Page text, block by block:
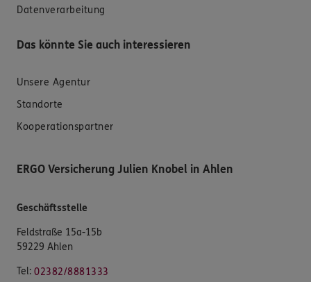
Datenverarbeitung
Das könnte Sie auch interessieren
Unsere Agentur
Standorte
Kooperationspartner
ERGO Versicherung Julien Knobel in Ahlen
Geschäftsstelle
Feldstraße 15a-15b
59229 Ahlen
Tel: 02382/8881333